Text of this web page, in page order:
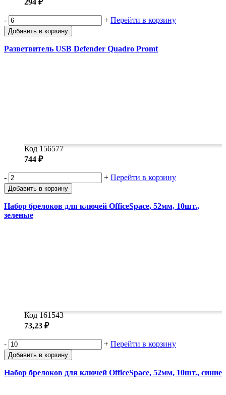
294 ₽
- + Перейти в корзину
Добавить в корзину
Разветвитель USB Defender Quadro Promt
Код 156577
744 ₽
- + Перейти в корзину
Добавить в корзину
Набор брелоков для ключей OfficeSpace, 52мм, 10шт.,
зеленые
Код 161543
73,23 ₽
- + Перейти в корзину
Добавить в корзину
Набор брелоков для ключей OfficeSpace, 52мм, 10шт., синие